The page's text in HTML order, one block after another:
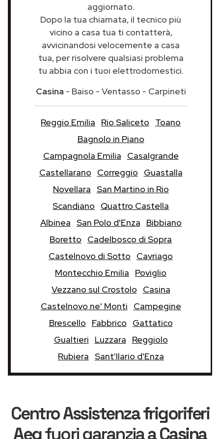
aggiornato.
Dopo la tua chiamata, il tecnico più
vicino a casa tua ti contatterà,
avvicinandosi velocemente a casa
tua, per risolvere qualsiasi problema
tu abbia con i tuoi elettrodomestici.
Casina - Baiso - Ventasso - Carpineti
Reggio Emilia Rio Saliceto
Toano
Bagnolo in Piano
Campagnola Emilia
Casalgrande
Castellarano
Correggio
Guastalla
Novellara San Martino in Rio
Scandiano
Quattro Castella
Albinea San Polo d'Enza
Bibbiano
Boretto
Cadelbosco di Sopra
Castelnovo di Sotto
Cavriago
Montecchio Emilia
Poviglio
Vezzano sul Crostolo
Casina
Castelnovo ne' Monti
Campegine
Brescello
Fabbrico
Gattatico
Gualtieri
Luzzara
Reggiolo
Rubiera Sant'Ilario d'Enza
Centro Assistenza frigoriferi
Aegfuori garanziaa Casina